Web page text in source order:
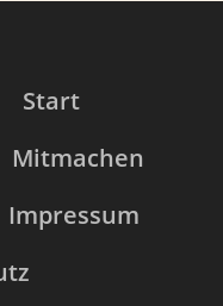
Start
Mitmachen
Impressum